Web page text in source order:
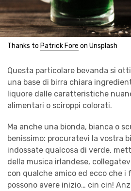
Thanks to Patrick Fore on Unsplash
Questa particolare bevanda si
una base di birra chiara
liquore dalle caratteristiche
alimentari o sciroppi colorati.
Ma anche una bionda, bianca o
benissimo: procuratevi la vostra
indossate qualcosa di verde,
della musica irlandese,
con qualche amico ed ecco che
possono avere inizio… cin cin!